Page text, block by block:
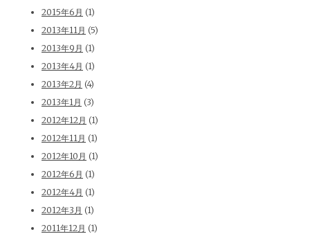
2015年6月 (1)
2013年11月 (5)
2013年9月 (1)
2013年4月 (1)
2013年2月 (4)
2013年1月 (3)
2012年12月 (1)
2012年11月 (1)
2012年10月 (1)
2012年6月 (1)
2012年4月 (1)
2012年3月 (1)
2011年12月 (1)